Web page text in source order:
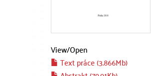
View/Open
Text práce (3.866Mb)